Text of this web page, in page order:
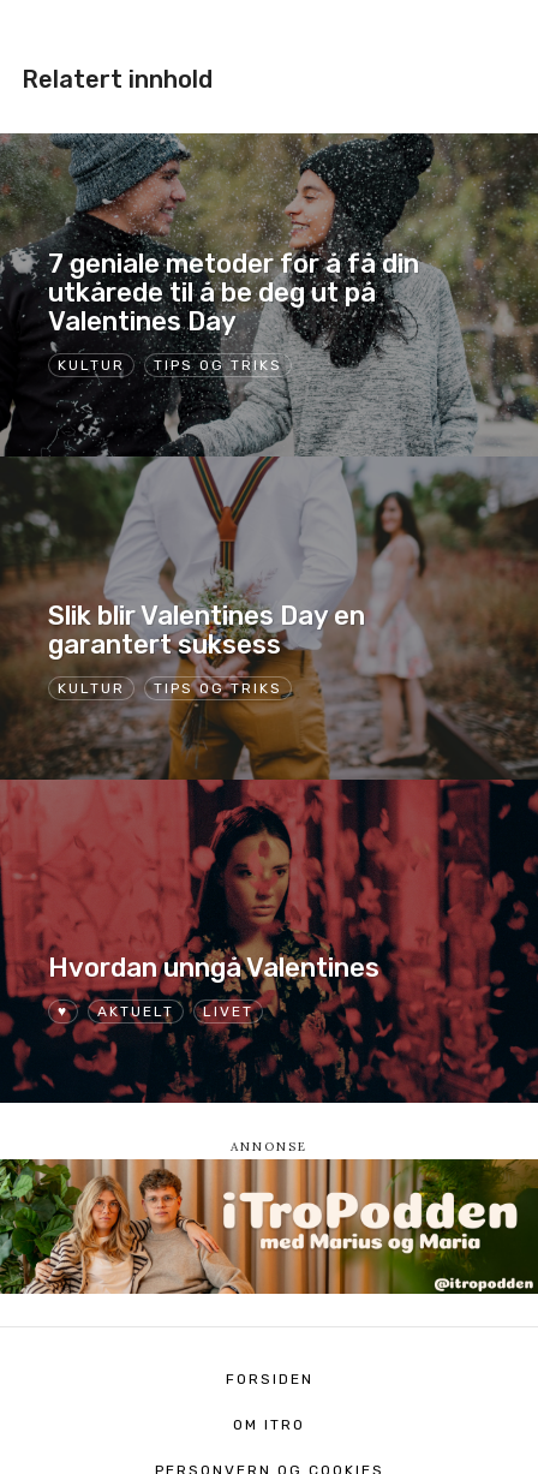
Relatert innhold
KULTUR TIPS OG TRIKS
7 geniale metoder for å få din
utkårede til å be deg ut på
Valentines Day
KULTUR TIPS OG TRIKS
Slik blir Valentines Day en
garantert suksess
♥ AKTUELT LIVET
Hvordan unngå Valentines
FORSIDEN
OM ITRO
PERSONVERN OG COOKIES